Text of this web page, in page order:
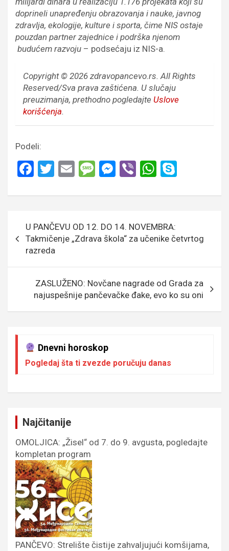
doprineli unapređenju obrazovanja i nauke, javnog
zdravlja, ekologije, kulture i sporta, čime NIS ostaje
pouzdan partner zajednice i podrška njenom
budućem razvoju – podsećaju iz NIS-a.
Copyright © 2026 zdravopancevo.rs. All Rights
Reserved/Sva prava zaštićena. U slučaju
preuzimanja, prethodno pogledajte Uslove
korišćenja.
Podeli:
F
ce
o
o
k
T
tt
E
ail
M
s
g
M
se
g
Vi
er
W
at
A
p
p
Кретање
чланка
U PANČEVU OD 12. DO 14. NOVEMBRA:
Takmičenje „Zdrava škola“ za učenike četvrtog
razreda
ZASLUŽENO: Novčane nagrade od Grada za
najuspešnije pančevačke đake, evo ko su oni
Dnevni horoskop
Pogledaj šta ti zvezde poručuju danas
Najčitanije
OMOLJICA: „Žisel“ od 7. do 9. avgusta, pogledajte
kompletan program
PANČEVO: Strelište čistije zahvaljujući komšijama,